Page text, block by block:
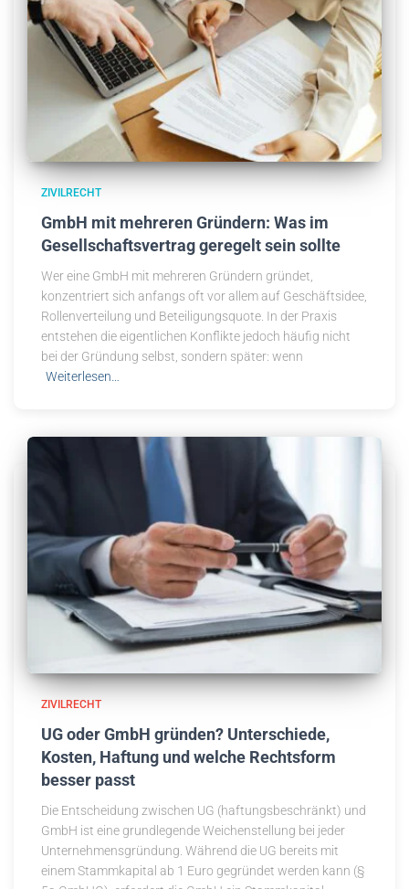
ZIVILRECHT
GmbH mit mehreren Gründern: Was im
Gesellschaftsvertrag geregelt sein sollte
Wer eine GmbH mit mehreren Gründern gründet,
konzentriert sich anfangs oft vor allem auf Geschäftsidee,
Rollenverteilung und Beteiligungsquote. In der Praxis
entstehen die eigentlichen Konflikte jedoch häufig nicht
bei der Gründung selbst, sondern später: wenn
Weiterlesen…
ZIVILRECHT
UG oder GmbH gründen? Unterschiede,
Kosten, Haftung und welche Rechtsform
besser passt
Die Entscheidung zwischen UG (haftungsbeschränkt) und
GmbH ist eine grundlegende Weichenstellung bei jeder
Unternehmensgründung. Während die UG bereits mit
einem Stammkapital ab 1 Euro gegründet werden kann (§